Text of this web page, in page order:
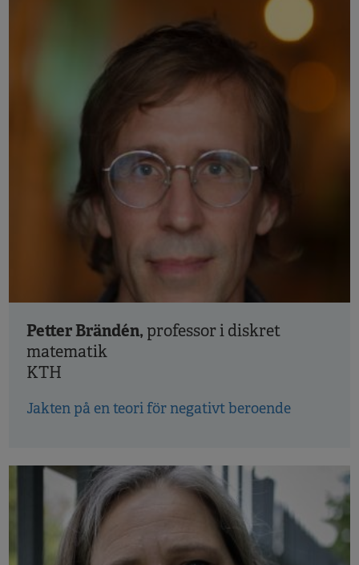
Petter Brändén, professor i diskret
matematik
KTH
Jakten på en teori för negativt beroende